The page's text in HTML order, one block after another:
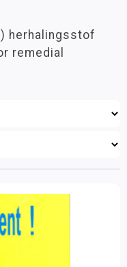
herhalingsstof
remedial